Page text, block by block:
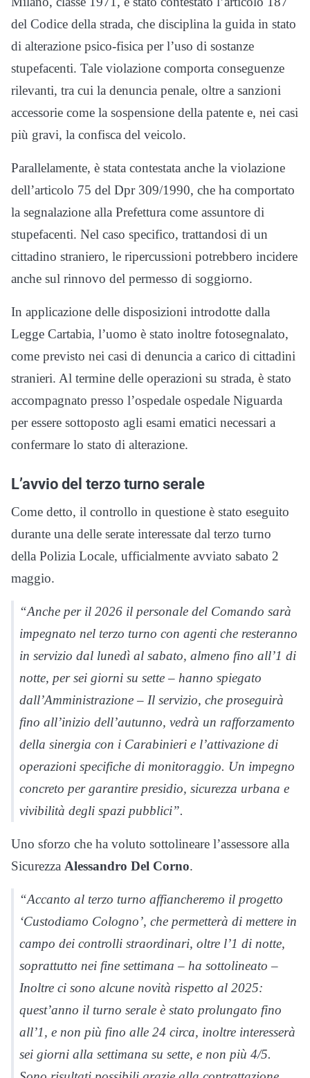
del Codice della strada, che disciplina la guida in stato
di alterazione psico-fisica per l’uso di sostanze
stupefacenti. Tale violazione comporta conseguenze
rilevanti, tra cui la denuncia penale, oltre a sanzioni
accessorie come la sospensione della patente e, nei casi
più gravi, la confisca del veicolo.
Parallelamente, è stata contestata anche la violazione
dell’articolo 75 del Dpr 309/1990, che ha comportato
la segnalazione alla Prefettura come assuntore di
stupefacenti. Nel caso specifico, trattandosi di un
cittadino straniero, le ripercussioni potrebbero incidere
anche sul rinnovo del permesso di soggiorno.
In applicazione delle disposizioni introdotte dalla
Legge Cartabia, l’uomo è stato inoltre fotosegnalato,
come previsto nei casi di denuncia a carico di cittadini
stranieri. Al termine delle operazioni su strada, è stato
accompagnato presso l’ospedale ospedale Niguarda
per essere sottoposto agli esami ematici necessari a
confermare lo stato di alterazione.
L’avvio del terzo turno serale
Come detto, il controllo in questione è stato eseguito
durante una delle serate interessate dal terzo turno
della Polizia Locale, ufficialmente avviato sabato 2
maggio.
“Anche per il 2026 il personale del Comando sarà
impegnato nel terzo turno con agenti che resteranno
in servizio dal lunedì al sabato, almeno fino all’1 di
notte, per sei giorni su sette – hanno spiegato
dall’Amministrazione – Il servizio, che proseguirà
fino all’inizio dell’autunno, vedrà un rafforzamento
della sinergia con i Carabinieri e l’attivazione di
operazioni specifiche di monitoraggio. Un impegno
concreto per garantire presidio, sicurezza urbana e
vivibilità degli spazi pubblici”.
Uno sforzo che ha voluto sottolineare l’assessore alla
Sicurezza Alessandro Del Corno.
“Accanto al terzo turno affiancheremo il progetto
‘Custodiamo Cologno’, che permetterà di mettere in
campo dei controlli straordinari, oltre l’1 di notte,
soprattutto nei fine settimana – ha sottolineato –
Inoltre ci sono alcune novità rispetto al 2025:
quest’anno il turno serale è stato prolungato fino
all’1, e non più fino alle 24 circa, inoltre interesserà
sei giorni alla settimana su sette, e non più 4/5.